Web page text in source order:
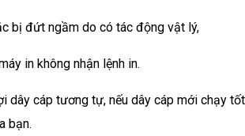
bị đứt ngầm do có tác động vật lý,
in không nhận lệnh in.
dây cáp tương tự, nếu dây cáp mới chạy
bạn.